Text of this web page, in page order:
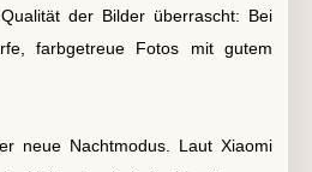
der Bilder überrascht: Bei
farbgetreue Fotos mit gutem
neue Nachtmodus. Laut Xiaomi